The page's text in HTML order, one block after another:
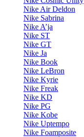
Nike Air Deldon
Nike Sabrina
Nike A’ja
Nike ST
Nike GT
Nike Ja
Nike Book
Nike LeBron
Nike Kyrie
Nike Freak
Nike KD
Nike PG
Nike Kobe
Nike Uptempo
Nike Foamposite